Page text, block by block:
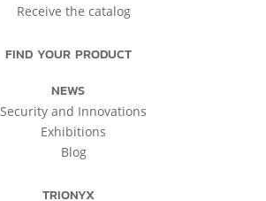
Receive the catalog
FIND YOUR PRODUCT
NEWS
Security and Innovations
Exhibitions
Blog
TRIONYX